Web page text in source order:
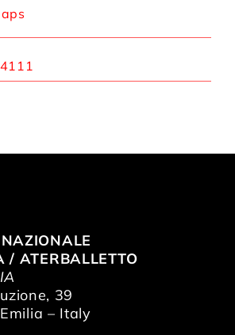
/ ATERBALLETTO
39
– Italy